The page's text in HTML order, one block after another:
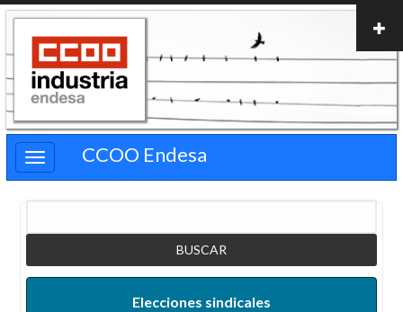
Pasar
contenido
principal
CCOO Endesa
Elecciones sindicales